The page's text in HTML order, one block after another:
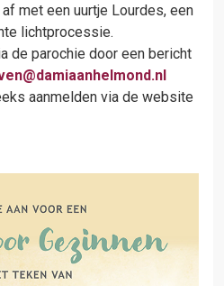
met een uurtje Lourdes, een
lichtprocessie.
de parochie door een bericht
aanmelden via de website